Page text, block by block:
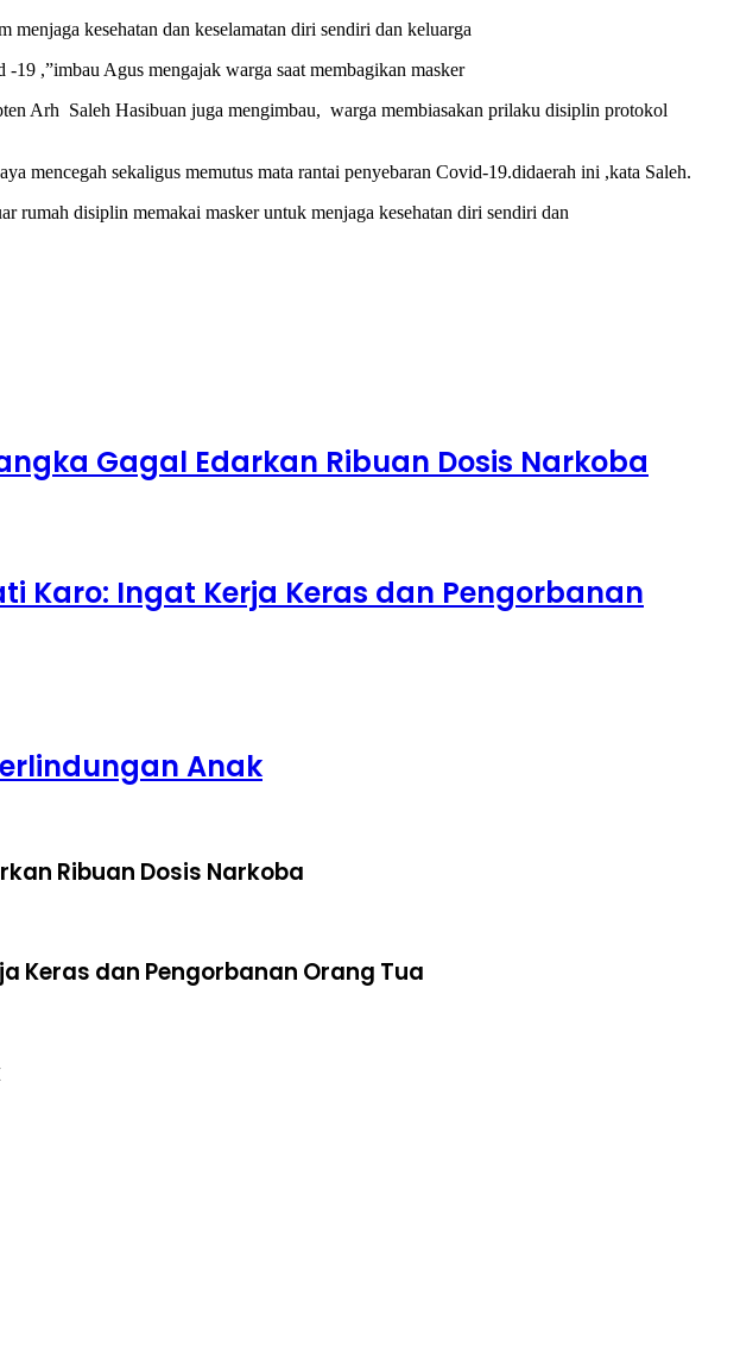
kesehatan dan keselamatan diri sendiri dan keluarga
19 ,”imbau Agus mengajak warga saat membagikan masker
Arh Saleh Hasibuan juga mengimbau, warga membiasakan prilaku disiplin protokol
mencegah sekaligus memutus mata rantai penyebaran Covid-19.didaerah ini ,kata Saleh.
rumah disiplin memakai masker untuk menjaga kesehatan diri sendiri dan
Gagal Edarkan Ribuan Dosis Narkoba
Karo: Ingat Kerja Keras dan Pengorbanan
Anak
Ribuan Dosis Narkoba
Keras dan Pengorbanan Orang Tua